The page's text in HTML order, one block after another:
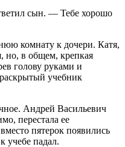
сын. — Тебе хорошо
комнату к дочери. Катя,
но, в общем, крепкая
голову руками и
учебник
Андрей Васильевич
перестала ее
пятерок появились
учебе падал.